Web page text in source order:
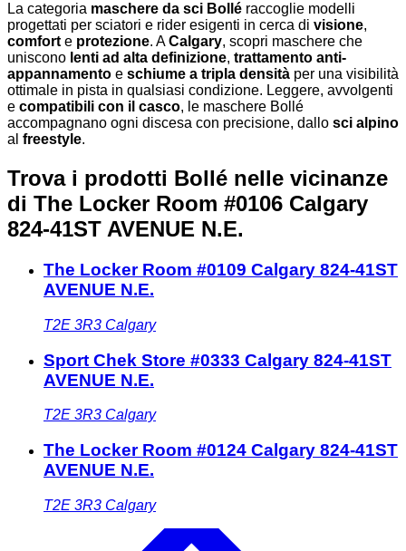
La categoria maschere da sci Bollé raccoglie modelli
progettati per sciatori e rider esigenti in cerca di visione,
comfort e protezione. ACalgary, scopri maschere che
uniscono lenti ad alta definizione, trattamento anti-
appannamento e schiume a tripla densità per una visibilità
ottimale in pista in qualsiasi condizione. Leggere, avvolgenti
e compatibili con il casco, le maschere Bollé
accompagnano ogni discesa con precisione, dallo sci alpino
al freestyle.
Trova i prodotti Bollé nelle vicinanze
di The Locker Room #0106 Calgary
824-41ST AVENUE N.E.
The Locker Room #0109 Calgary 824-41ST
AVENUE N.E.
T2E 3R3 Calgary
Sport Chek Store #0333 Calgary 824-41ST
AVENUE N.E.
T2E 3R3 Calgary
The Locker Room #0124 Calgary 824-41ST
AVENUE N.E.
T2E 3R3 Calgary